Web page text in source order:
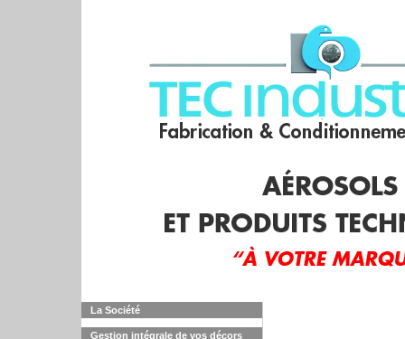
La Société
Gestion intégrale de vos décors